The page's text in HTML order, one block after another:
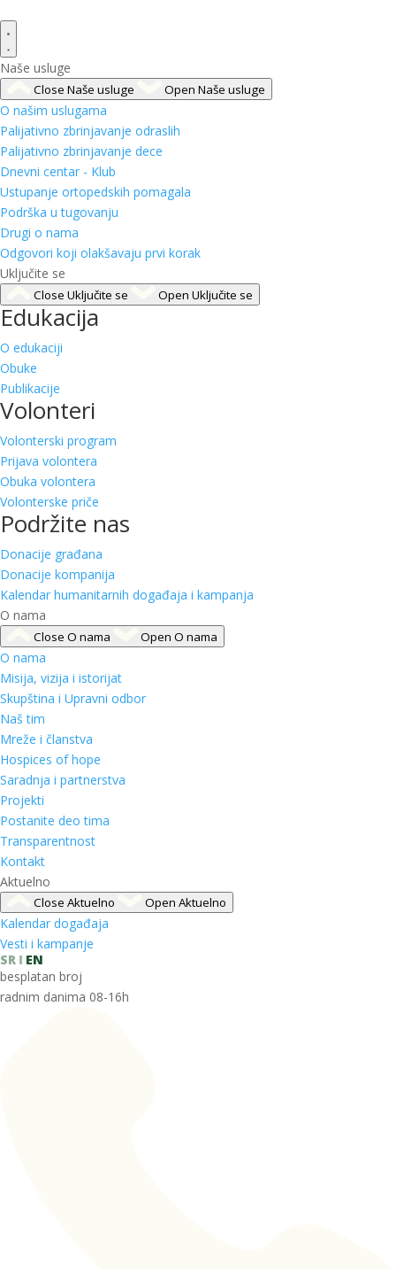
Naše usluge
Close Naše usluge Open Naše usluge
O našim uslugama
Palijativno zbrinjavanje odraslih
Palijativno zbrinjavanje dece
Dnevni centar - Klub
Ustupanje ortopedskih pomagala
Podrška u tugovanju
Drugi o nama
Odgovori koji olakšavaju prvi korak
Uključite se
Close Uključite se Open Uključite se
Edukacija
O edukaciji
Obuke
Publikacije
Volonteri
Volonterski program
Prijava volontera
Obuka volontera
Volonterske priče
Podržite nas
Donacije građana
Donacije kompanija
Kalendar humanitarnih događaja i kampanja
O nama
Close O nama Open O nama
O nama
Misija, vizija i istorijat
Skupština i Upravni odbor
Naš tim
Mreže i članstva
Hospices of hope
Saradnja i partnerstva
Projekti
Postanite deo tima
Transparentnost
Kontakt
Aktuelno
Close Aktuelno Open Aktuelno
Kalendar događaja
Vesti i kampanje
SR
EN
besplatan broj
radnim danima 08-16h